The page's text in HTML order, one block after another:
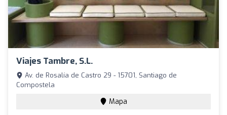
Viajes Tambre, S.L.
Av. de Rosalía de Castro 29 - 15701, Santiago de
Compostela
Mapa